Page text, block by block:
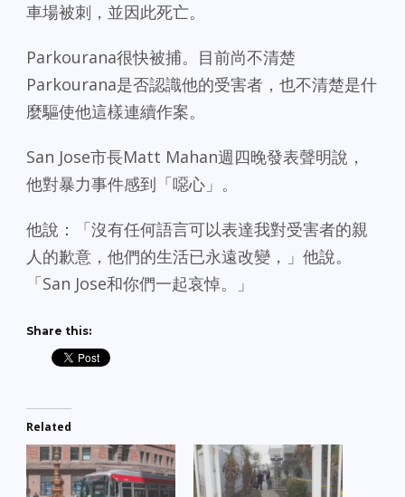
車場被刺，並因此死亡。
Parkourana很快被捕。目前尚不清楚
Parkourana是否認識他的受害者，也不清楚是什
麼驅使他這樣連續作案。
San Jose市長Matt Mahan週四晚發表聲明說，
他對暴力事件感到「噁心」。
他說：「沒有任何語言可以表達我對受害者的親
人的歉意，他們的生活已永遠改變，」他說。
「San Jose和你們一起哀悼。」
Share this:
Related